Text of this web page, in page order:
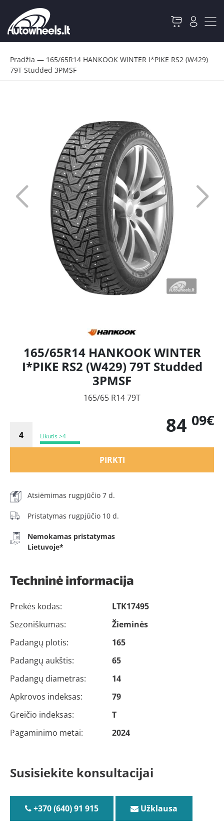
Pradžia — 165/65R14 HANKOOK WINTER I*PIKE RS2 (W429)
79T Studded 3PMSF
165/65R14 HANKOOK WINTER
I*PIKE RS2 (W429) 79T Studded
3PMSF
165/65 R14 79T
Likutis >4 84 09€
PIRKTI
Atsiėmimas rugpjūčio 7 d.
Pristatymas rugpjūčio 10 d.
Nemokamas pristatymas
Lietuvoje*
Techninė informacija
Prekės kodas:
LTK17495
Sezoniškumas:
Žieminės
Padangų plotis:
165
Padangų aukštis:
65
Padangų diametras:
14
Apkrovos indeksas:
79
Greičio indeksas:
T
Pagaminimo metai:
2024
Susisiekite konsultacijai
+370 (640) 91 915 Užklausa